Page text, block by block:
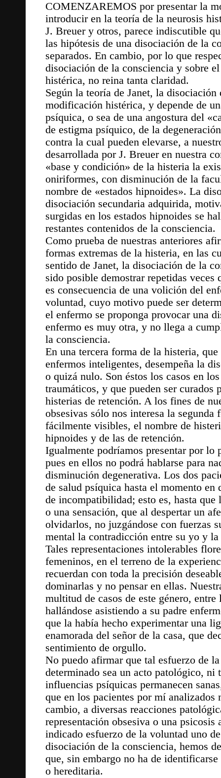
COMENZAREMOS por presentar la
introducir en la teoría de la neurosis
J. Breuer y otros, parece indiscutible
las hipótesis de una disociación de la
separados. En cambio, por lo que
disociación de la consciencia y sobre
histérica, no reina tanta claridad.
Según la teoría de Janet, la
modificación histérica, y depende de
psíquica, o sea de una angostura del
de estigma psíquico, de la
contra la cual pueden elevarse, a
desarrollada por J. Breuer en nuestra
«base y condición» de la histeria la
oniriformes, con disminución de la
nombre de «estados hipnoides». La
disociación secundaria adquirida,
surgidas en los estados hipnoides se
restantes contenidos de la consciencia.
Como prueba de nuestras anteriores
formas extremas de la histeria, en las
sentido de Janet, la disociación de la
sido posible demostrar repetidas
es consecuencia de una volición del
voluntad, cuyo motivo puede ser
el enfermo se proponga provocar una
enfermo es muy otra, y no llega a
la consciencia.
En una tercera forma de la histeria,
enfermos inteligentes, desempeña la
o quizá nulo. Son éstos los casos en
traumáticos, y que pueden ser curados
histerias de retención. A los fines de
obsesivas sólo nos interesa la
fácilmente visibles, el nombre de
hipnoides y de las de retención.
Igualmente podríamos presentar por lo
pues en ellos no podrá hablarse para
disminución degenerativa. Los dos
de salud psíquica hasta el momento en
de incompatibilidad; esto es, hasta
o una sensación, que al despertar un
olvidarlos, no juzgándose con fuerzas
mental la contradicción entre su yo y
Tales representaciones intolerables
femeninos, en el terreno de la
recuerdan con toda la precisión
dominarlas y no pensar en ellas.
multitud de casos de este género,
hallándose asistiendo a su padre
que la había hecho experimentar una
enamorada del señor de la casa, que
sentimiento de orgullo.
No puedo afirmar que tal esfuerzo de
determinado sea un acto patológico, ni
influencias psíquicas permanecen
que en los pacientes por mí
cambio, a diversas reacciones
representación obsesiva o una
indicado esfuerzo de la voluntad uno
disociación de la consciencia, hemos
que, sin embargo no ha de
o hereditaria.